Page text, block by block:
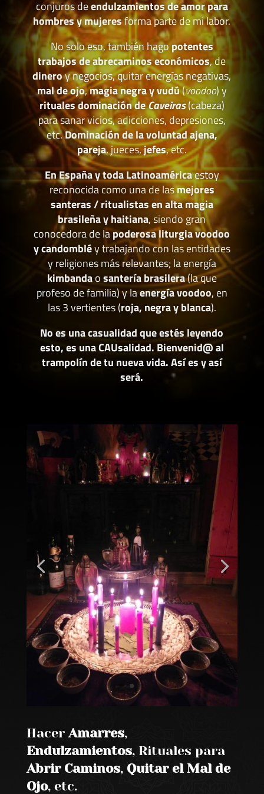
conjuros deendulzamientos de amor para
hombres y mujeresforma parte de mi labor.
No solo eso, también hagopotentes
trabajos de abrecaminos económicos, de
dineroy negocios, quitar energías negativas,
mal de ojo,magia negra y vudú(voodoo) y
rituales dominación deCaveiras(cabeza)
para sanar vicios, adicciones, depresiones,
etc.Dominación de la voluntad ajena,
pareja, jueces,jefes, etc.
En España y toda Latinoaméricaestoy
reconocida como una de lasmejores
santeras / ritualistas en alta magia
brasileña y haitiana, siendo gran
conocedora de lapoderosa liturgia voodoo
y candombléy trabajando con las entidades
y religiones más relevantes; la energía
kimbandaosantería brasilera(la que
profeso de familia) y laenergía voodoo, en
las 3 vertientes (roja, negra y blanca).
No es una casualidad que estés leyendo
esto, es una CAUsalidad. Bienvenid@ al
trampolín de tu nueva vida. Así es y así
será.
Hacer Amarres,
Endulzamientos, Rituales para
Abrir Caminos, Quitar el Mal de
Ojo, etc.